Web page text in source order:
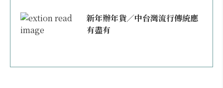
新年辦年貨／中台灣流行傳統應
有盡有